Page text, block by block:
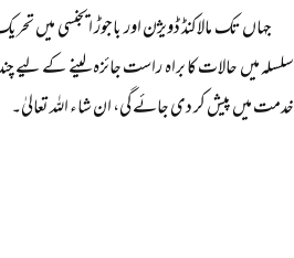
جہاں تک مالاکنڈ ڈویژن اور باجوڑ ایجنسی
سلسلہ میں حالات کا براہ راست جائزہ لینے کے لیے
خدمت میں پیش کر دی جائے گی، ان شاء اللہ تعالیٰ۔